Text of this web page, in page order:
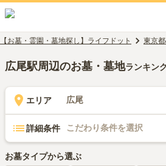
【お墓・霊園・墓地探し】ライフドット 東京
広尾駅周辺のお墓・墓地ランキン
エリア 広尾
詳細条件 こだわり条件を選択
お墓タイプから選ぶ